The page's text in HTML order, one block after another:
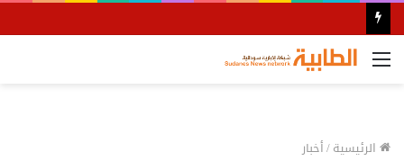
القائمة
الرئيسية/أخبار